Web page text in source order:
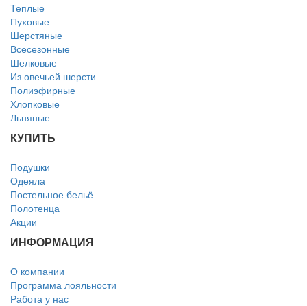
Теплые
Пуховые
Шерстяные
Всесезонные
Шелковые
Из овечьей шерсти
Полиэфирные
Хлопковые
Льняные
КУПИТЬ
Подушки
Одеяла
Постельное бельё
Полотенца
Акции
ИНФОРМАЦИЯ
О компании
Программа лояльности
Работа у нас